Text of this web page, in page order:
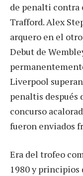
de penalti contra
Trafford. Alex
arquero en el
Debut de
Liverpool
penaltis después
concurso
fueron enviados
Era del trofeo
1980 y principios